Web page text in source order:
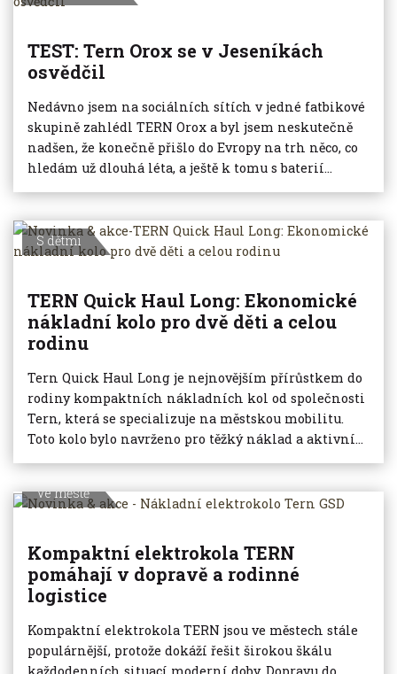
TEST: Tern Orox se v Jeseníkách
osvědčil
Nedávno jsem na sociálních sítích v jedné fatbikové
skupině zahlédl TERN Orox a byl jsem neskutečně
nadšen, že konečně přišlo do Evropy na trh něco, co
hledám už dlouhá léta, a ještě k tomu s baterií...
S dětmi
TERN Quick Haul Long: Ekonomické
nákladní kolo pro dvě děti a celou
rodinu
Tern Quick Haul Long je nejnovějším přírůstkem do
rodiny kompaktních nákladních kol od společnosti
Tern, která se specializuje na městskou mobilitu.
Toto kolo bylo navrženo pro těžký náklad a aktivní...
Ve městě
Kompaktní elektrokola TERN
pomáhají v dopravě a rodinné
logistice
Kompaktní elektrokola TERN jsou ve městech stále
populárnější, protože dokáží řešit širokou škálu